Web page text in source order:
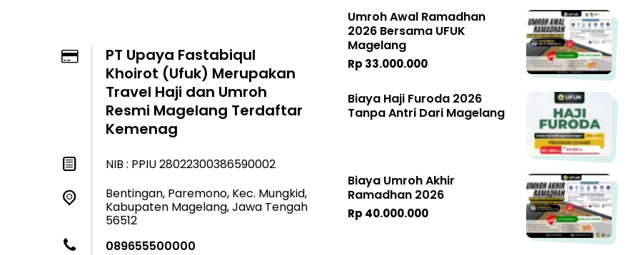
PT Upaya Fastabiqul
Khoirot (Ufuk) Merupakan
Travel Haji dan Umroh
Resmi Magelang Terdaftar
Kemenag
NIB : PPIU 28022300386590002
Bentingan, Paremono, Kec. Mungkid,
Kabupaten Magelang, Jawa Tengah
56512
089655500000
Umroh Awal Ramadhan
2026 Bersama UFUK
Magelang
Rp 33.000.000
Biaya Haji Furoda 2026
Tanpa Antri Dari Magelang
Biaya Umroh Akhir
Ramadhan 2026
Rp 40.000.000